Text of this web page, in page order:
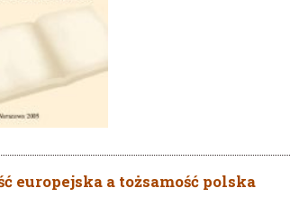
europejska a tożsamość polska